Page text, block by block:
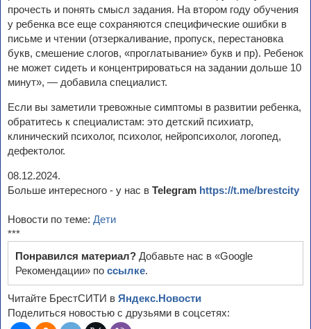
прочесть и понять смысл задания. На втором году обучения
у ребенка все еще сохраняются специфические ошибки в
письме и чтении (отзеркаливание, пропуск, перестановка
букв, смешение слогов, «проглатывание» букв и пр). Ребенок
не может сидеть и концентрироваться на задании дольше 10
минут», — добавила специалист.
Если вы заметили тревожные симптомы в развитии ребенка,
обратитесь к специалистам: это детский психиатр,
клинический психолог, психолог, нейропсихолог, логопед,
дефектолог.
08.12.2024.
Больше интересного - у нас в Telegram https://t.me/brestcity
Новости по теме: Дети
***
Понравился материал? Добавьте нас в «Google
Рекомендации» по ссылке.
Читайте БрестСИТИ в Яндекс.Новости
Поделиться новостью с друзьями в соцсетях: